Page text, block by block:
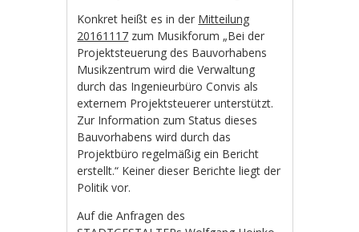
Konkret heißt es in der Mitteilung
20161117 zum Musikforum „Bei der
Projektsteuerung des Bauvorhabens
Musikzentrum wird die Verwaltung
durch das Ingenieurbüro Convis als
externem Projektsteuerer unterstützt.
Zur Information zum Status dieses
Bauvorhabens wird durch das
Projektbüro regelmäßig ein Bericht
erstellt.“ Keiner dieser Berichte liegt der
Politik vor.
Auf die Anfragen des